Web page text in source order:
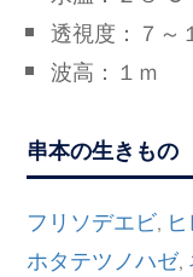
透視度：７～
波高：１ｍ
串本の生きもの
フリソデエビ,
ホタテツノハゼ,